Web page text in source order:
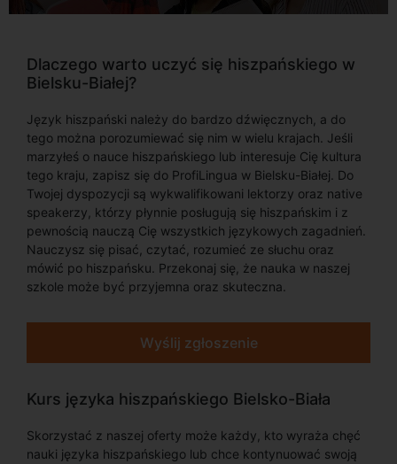
Dlaczego warto uczyć się hiszpańskiego w
Bielsku-Białej?
Język hiszpański należy do bardzo dźwięcznych, a do
tego można porozumiewać się nim w wielu krajach. Jeśli
marzyłeś o nauce hiszpańskiego lub interesuje Cię kultura
tego kraju, zapisz się do ProfiLingua w Bielsku-Białej. Do
Twojej dyspozycji są wykwalifikowani lektorzy oraz native
speakerzy, którzy płynnie posługują się hiszpańskim i z
pewnością nauczą Cię wszystkich językowych zagadnień.
Nauczysz się pisać, czytać, rozumieć ze słuchu oraz
mówić po hiszpańsku. Przekonaj się, że nauka w naszej
szkole może być przyjemna oraz skuteczna.
Wyślij zgłoszenie
Kurs języka hiszpańskiego Bielsko-Biała
Skorzystać z naszej oferty może każdy, kto wyraża chęć
nauki języka hiszpańskiego lub chce kontynuować swoją